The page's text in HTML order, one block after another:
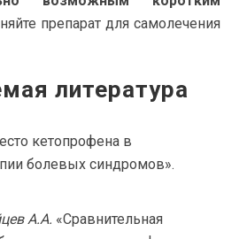
препарат для самолечения
литература
кетопрофена в
болевых синдромов».
А.А. «Сравнительная